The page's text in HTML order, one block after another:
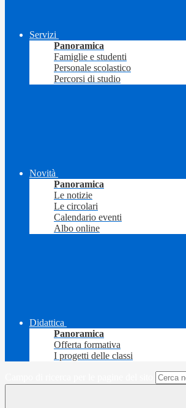
Servizi
Panoramica
Famiglie e studenti
Personale scolastico
Percorsi di studio
Novità
Panoramica
Le notizie
Le circolari
Calendario eventi
Albo online
Didattica
Panoramica
Offerta formativa
I progetti delle classi